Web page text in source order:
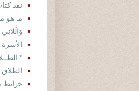
نقد
ما هو
*
خرائط